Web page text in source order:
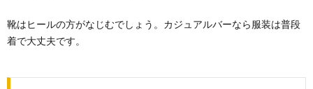
靴はヒールの方がなじむでしょう。カジュアルバーなら服装は普段
着で大丈夫です。